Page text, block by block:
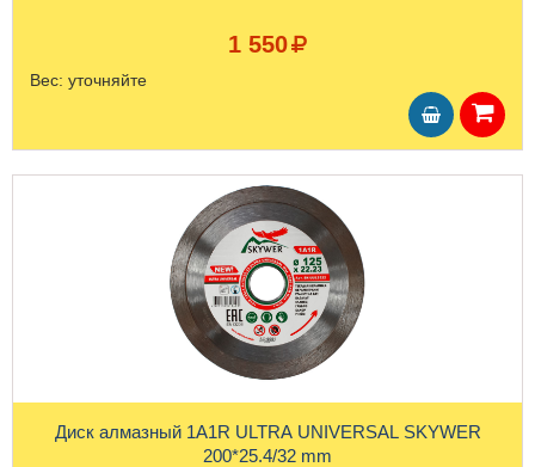
1 550
Вес: уточняйте
Диск алмазный 1A1R ULTRA UNIVERSAL SKYWER
200*25.4/32 mm